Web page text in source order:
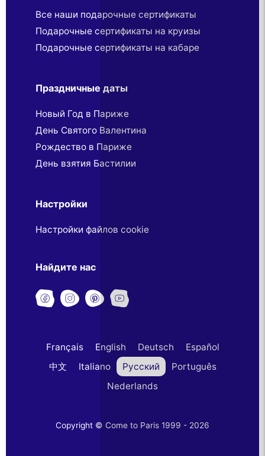
Все наши подарочные сертификаты
Подарочные сертификаты на круизы
Подарочные сертификаты на кабаре
Праздничные даты
Новый Год в Париже
День Святого Валентина
Рождество в Париже
День взятия Бастилии
Настройки
Настройки файлов cookie
Найдите нас
Français English Deutsch
Español
中文
Italiano Русский
Português
Nederlands
Copyright © Come to Paris 1999 - 2026